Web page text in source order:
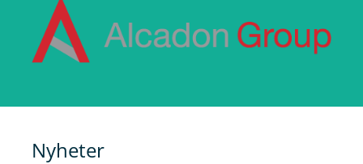
Nyheter